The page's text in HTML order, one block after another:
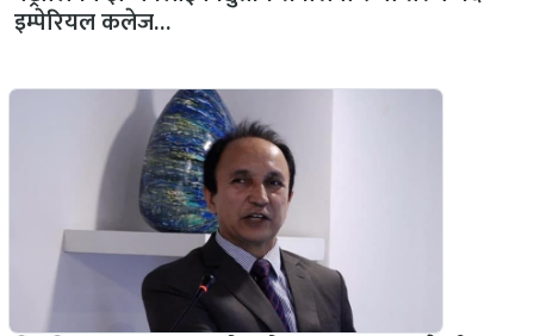
इम्पेरियल कलेज…